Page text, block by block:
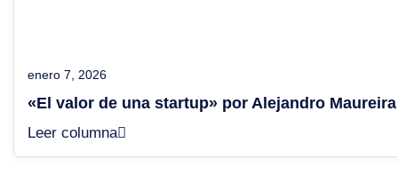
enero 7, 2026
«El valor de una startup» por Alejandro Maureira
Leer columna